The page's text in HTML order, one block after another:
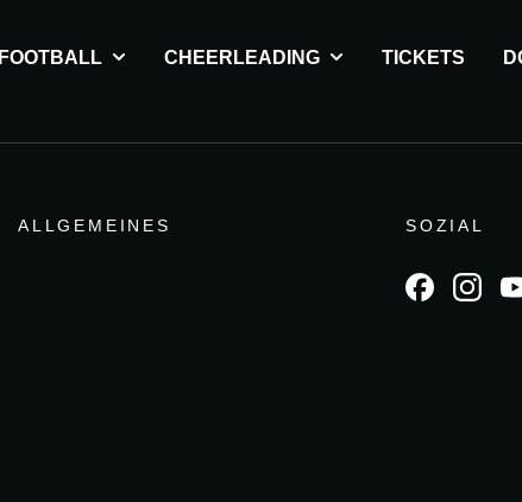
FOOTBALL CHEERLEADING TICKETS
ALLGEMEINES SOZIAL